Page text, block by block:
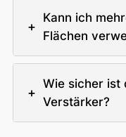
+
Kann ich
Flächen
+
Wie sicher ist
Verstärker?